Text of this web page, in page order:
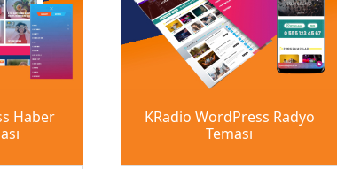
Haber
KRadio WordPress Radyo
Teması